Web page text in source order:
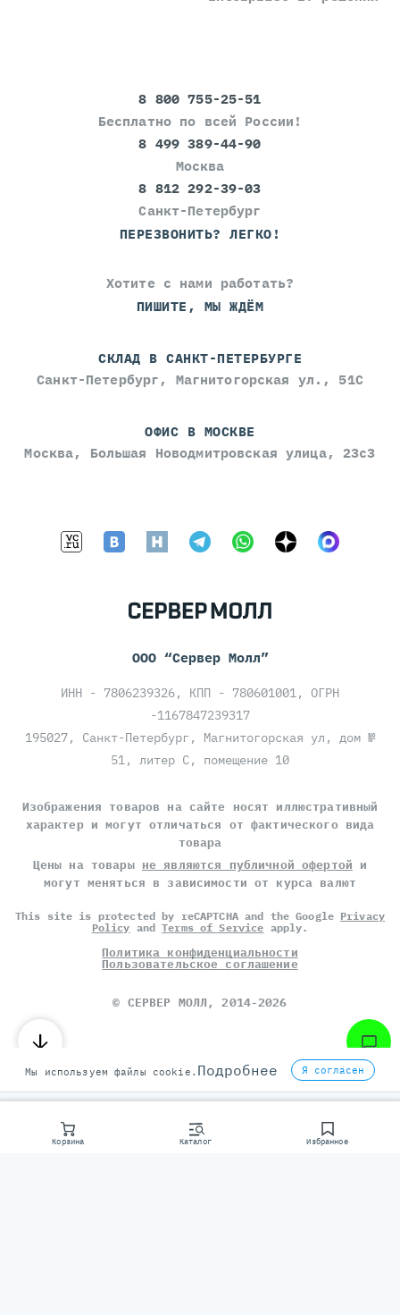
Корзина Каталог Избранное
8 800 755-25-51
Бесплатно по всей России!
8 499 389-44-90
Москва
8 812 292-39-03
Санкт-Петербург
ПЕРЕЗВОНИТЬ? ЛЕГКО!
Хотите с нами работать?
ПИШИТЕ, МЫ ЖДЁМ
СКЛАД В САНКТ-ПЕТЕРБУРГЕ
Санкт-Петербург, Магнитогорская ул., 51С
ОФИС В МОСКВЕ
Москва, Большая Новодмитровская улица, 23с3
ООО “Сервер Молл”
ИНН - 7806239326, КПП - 780601001, ОГРН
-1167847239317
195027, Санкт-Петербург, Магнитогорская ул, дом №
51, литер С, помещение 10
Изображения товаров на сайте носят иллюстративный
характер и могут отличаться от фактического вида
товара
Цены на товары не являются публичной офертой и
могут меняться в зависимости от курса валют
This site is protected by reCAPTCHA and the Google Privacy
Policy andTerms of Service apply.
Политика конфиденциальности
Пользовательское соглашение
© СЕРВЕР МОЛЛ, 2014-2026
Мы используем файлы cookie. Подробнее Я согласен